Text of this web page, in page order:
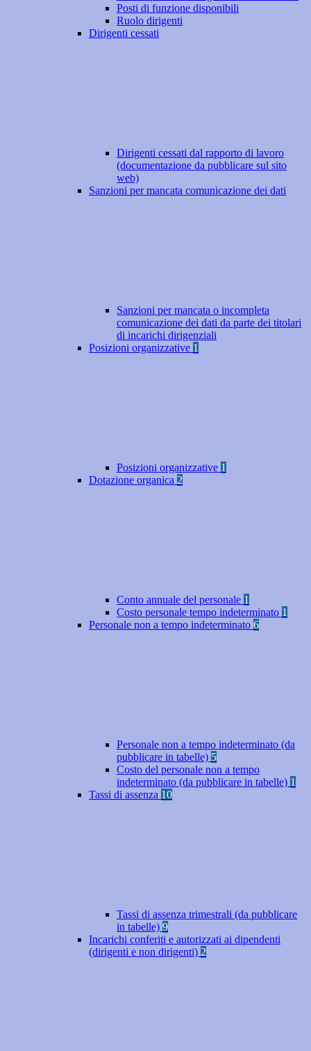
Posti di funzione disponibili
Ruolo dirigenti
Dirigenti cessati
Dirigenti cessati dal rapporto di lavoro
(documentazione da pubblicare sul sito
web)
Sanzioni per mancata comunicazione dei dati
Sanzioni per mancata o incompleta
comunicazione dei dati da parte dei titolari
di incarichi dirigenziali
Posizioni organizzative 1
Posizioni organizzative 1
Dotazione organica 2
Conto annuale del personale 1
Costo personale tempo indeterminato 1
Personale non a tempo indeterminato 6
Personale non a tempo indeterminato (da
pubblicare in tabelle) 5
Costo del personale non a tempo
indeterminato (da pubblicare in tabelle) 1
Tassi di assenza 10
Tassi di assenza trimestrali (da pubblicare
in tabelle) 9
Incarichi conferiti e autorizzati ai dipendenti
(dirigenti e non dirigenti) 2